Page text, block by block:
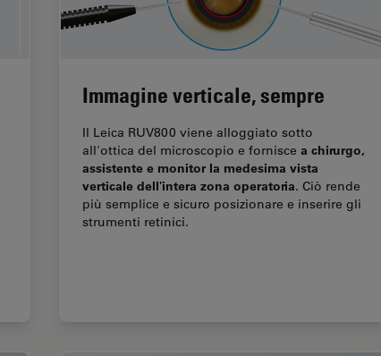
Immagine verticale, sempre
Il Leica RUV800 viene alloggiato sotto
all'ottica del microscopio e fornisce a chirurgo,
assistente e monitor la medesima vista
verticale dell'intera zona operatoria. Ciò rende
più semplice e sicuro posizionare e inserire gli
strumenti retinici.